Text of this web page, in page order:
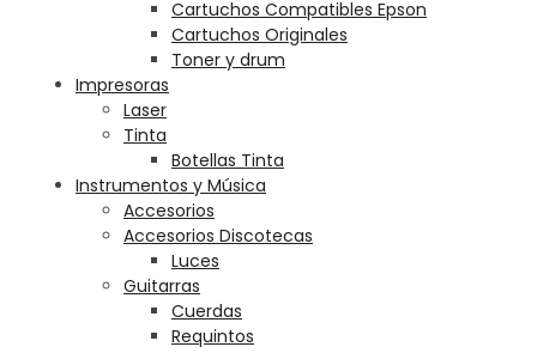
Cartuchos Compatibles Epson
Cartuchos Originales
Toner y drum
Impresoras
Laser
Tinta
Botellas Tinta
Instrumentos y Música
Accesorios
Accesorios Discotecas
Luces
Guitarras
Cuerdas
Requintos